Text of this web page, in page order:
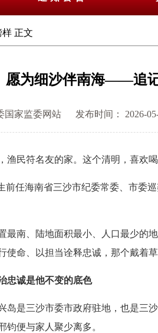
样 正文
愿为细沙伴南海——追
国家监委网站 发布时间： 2026-
民符名友的家。这个清明，喜欢喝
任海南省三沙市纪委常委、市委巡
南、陆地面积最小、人口最少的地
使命、以担当诠释忠诚，那个戴着
忠诚是他不变的底色
是三沙市委市政府驻地，也是三沙
钧便与家人聚少离多。